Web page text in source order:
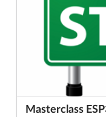
Masterclass